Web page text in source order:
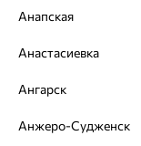
64%
Анапская
Анастасиевка
Ангарск
Анжеро-Судженск